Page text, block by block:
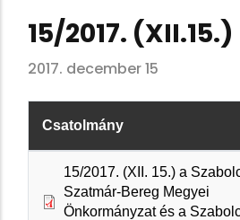
15/2017.
2017. december 15
Csatolmány
15/2017. (XII. 15.) a
Szatmár-Bereg Megyei
Önkormányzat és a